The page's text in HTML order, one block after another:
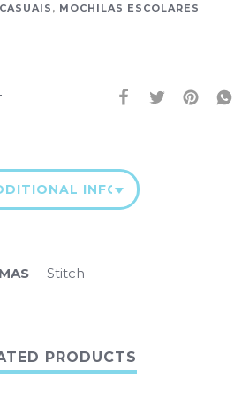
, MOCHILAS ESCOLARES
INFORMATION
Stitch
PRODUCTS